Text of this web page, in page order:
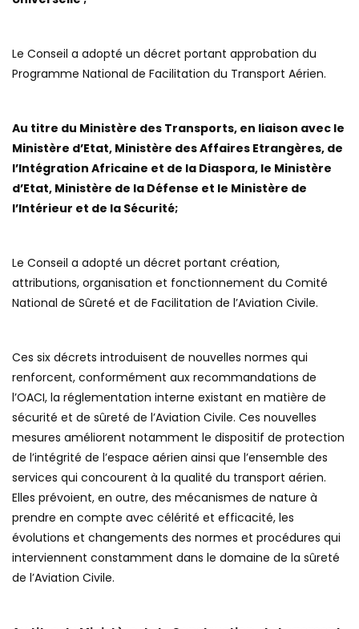
Le Conseil a adopté un décret portant approbation du
Programme National de Facilitation du Transport Aérien.
Au titre du Ministère des Transports, en liaison avec le
Ministère d’Etat, Ministère des Affaires Etrangères, de
l’Intégration Africaine et de la Diaspora, le Ministère
d’Etat, Ministère de la Défense et le Ministère de
l’Intérieur et de la Sécurité;
Le Conseil a adopté un décret portant création,
attributions, organisation et fonctionnement du Comité
National de Sûreté et de Facilitation de l’Aviation Civile.
Ces six décrets introduisent de nouvelles normes qui
renforcent, conformément aux recommandations de
l’OACI, la réglementation interne existant en matière de
sécurité et de sûreté de l’Aviation Civile. Ces nouvelles
mesures améliorent notamment le dispositif de protection
de l’intégrité de l’espace aérien ainsi que l’ensemble des
services qui concourent à la qualité du transport aérien.
Elles prévoient, en outre, des mécanismes de nature à
prendre en compte avec célérité et efficacité, les
évolutions et changements des normes et procédures qui
interviennent constamment dans le domaine de la sûreté
de l’Aviation Civile.